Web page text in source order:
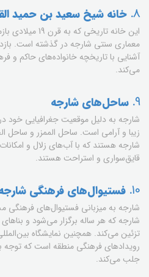
8. خانه شیخ سعید بن حمید
این خانه تاریخی
معماری سنتی شارجه در گذشته است.
آشنایی با تاریخچه خانواده‌های حاکم و
می‌کند.
9. ساحل‌های شارجه
شارجه به دلیل موقعیت جغرافیایی خود
زیبا و آرامی است. ساحل الممزر و ساحل
شارجه هستند که با آب‌های زلال و
قایق‌سواری و استراحت هستند.
10. فستیوال‌های فرهنگی
شارجه به میزبانی فستیوال‌های فرهنگی
شارجه که هر ساله برگزار می‌شود و بناهای
تزئین می‌کند. همچنین نمایشگاه
رویدادهای فرهنگی منطقه است که توجه
جلب می‌کند.